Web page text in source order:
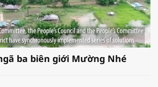
ba biên giới Mường Nhé